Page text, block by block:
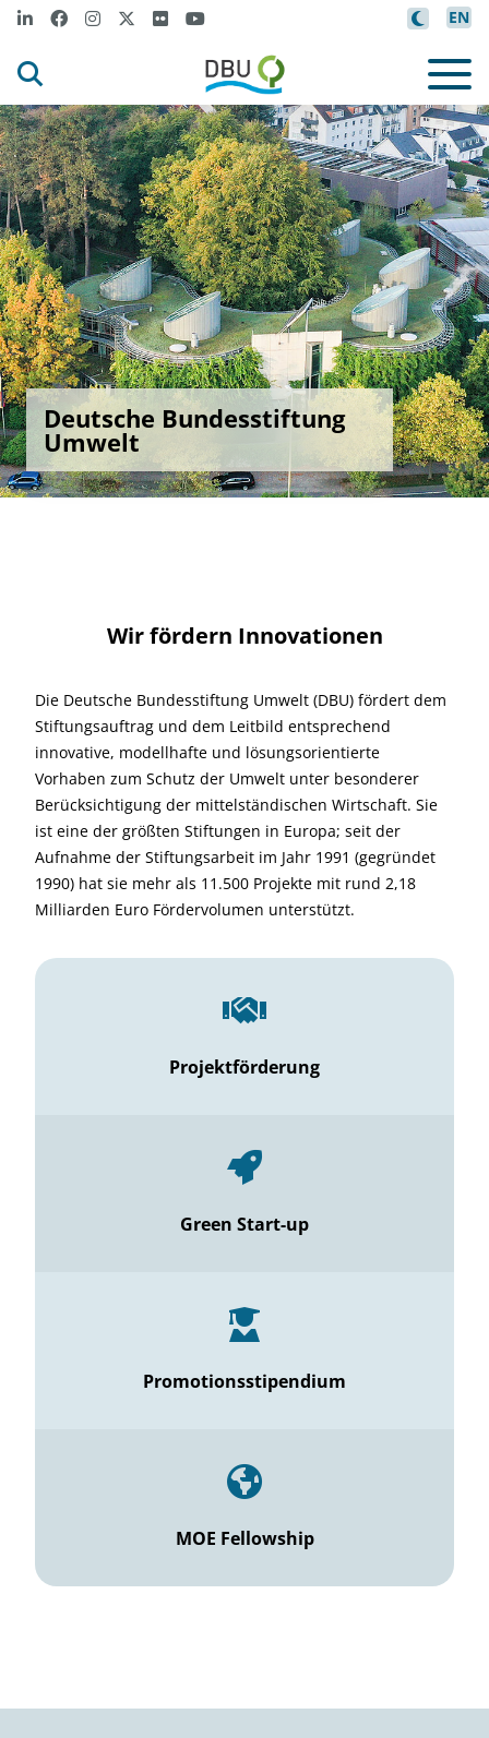
EN
Deutsche Bundesstiftung
Umwelt
Wir fördern Innovationen
Die Deutsche Bundesstiftung Umwelt (DBU) fördert dem
Stiftungsauftrag und dem Leitbild entsprechend
innovative, modellhafte und lösungsorientierte
Vorhaben zum Schutz der Umwelt unter besonderer
Berücksichtigung der mittelständischen Wirtschaft. Sie
ist eine der größten Stiftungen in Europa; seit der
Aufnahme der Stiftungsarbeit im Jahr 1991 (gegründet
1990) hat sie mehr als 11.500 Projekte mit rund 2,18
Milliarden Euro Fördervolumen unterstützt.
Projektförderung
Green Start-up
Promotionsstipendium
MOE Fellowship